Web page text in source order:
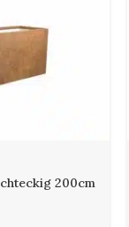
200cm